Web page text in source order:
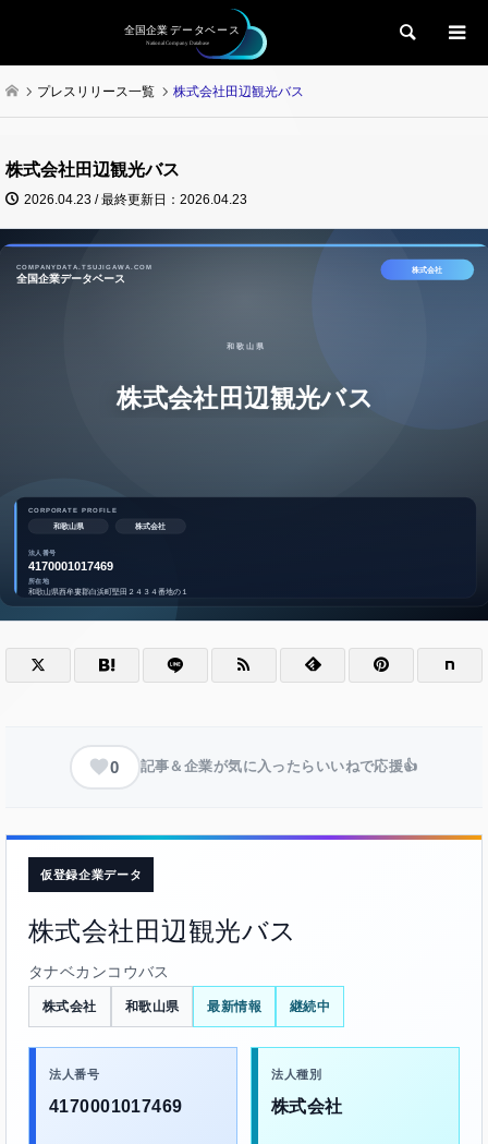
検索
プレスリリース一覧 株式会社田辺観光バス
株式会社田辺観光バス
2026.04.23 / 最終更新日：2026.04.23
0 記事＆企業が気に入ったらいいねで応援👍
仮登録企業データ
株式会社田辺観光バス
タナベカンコウバス
株式会社 和歌山県 最新情報 継続中
法人番号
4170001017469
法人種別
株式会社